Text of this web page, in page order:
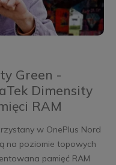
Green -
Dimensity
RAM
w OnePlus Nord
na poziomie topowych
pamięć RAM